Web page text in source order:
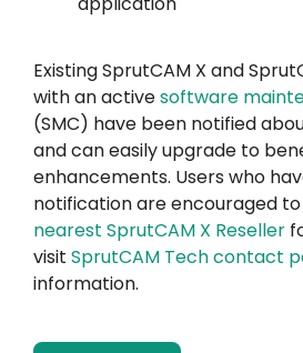
Existing SprutCAM X and
with an activesoftware
(SMC) have been notified
and can easily upgrade to
enhancements. Users who
notification are encouraged
nearest SprutCAM X Reseller
visit SprutCAM Tech contact
information.